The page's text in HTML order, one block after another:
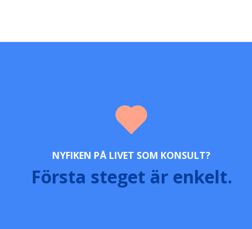
NYFIKEN PÅ LIVET SOM KONSULT?
Första steget är enkelt.